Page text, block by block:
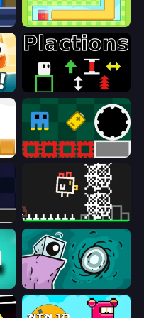
Growmi
Jump and Hover
Chicken and Bee
Tilo